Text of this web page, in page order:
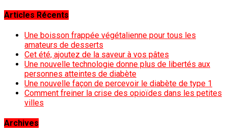
Articles Récents
Une boisson frappée végétalienne pour tous les
amateurs de desserts
Cet été, ajoutez de la saveur à vos pâtes
Une nouvelle technologie donne plus de libertés aux
personnes atteintes de diabète
Une nouvelle façon de percevoir le diabète de type 1
Comment freiner la crise des opioïdes dans les petites
villes
Archives